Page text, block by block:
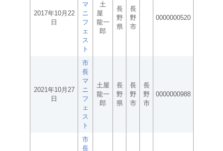
2017年10月22
日
マ
ニ
フ
ェ
ス
ト
土
屋
龍一
郎
長
野
県
長
野
市
0000000520
2021年10月27
日
市
長
マ
ニ
フ
ェ
ス
ト
土屋
龍一
郎
長
野
県
長
野
市
長
野
市
0000000988
市
長